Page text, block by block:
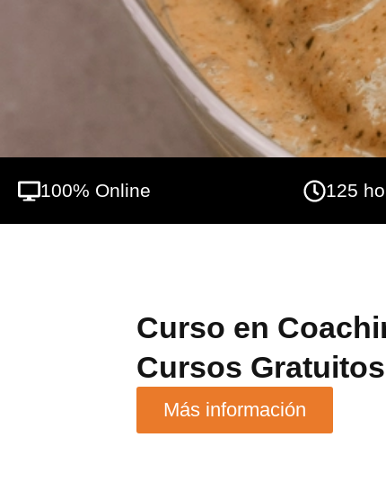
fundamentales para entender y
bienestar personal. Además con tu
Asociación Internacional de Coaching
100% Online 125
Curso en
Cursos Gratuitos
Más información